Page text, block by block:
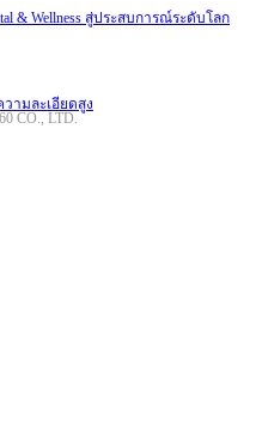
& Wellness สู่ประสบการณ์ระดับโลก
ามละเอียดสูง
CO., LTD.